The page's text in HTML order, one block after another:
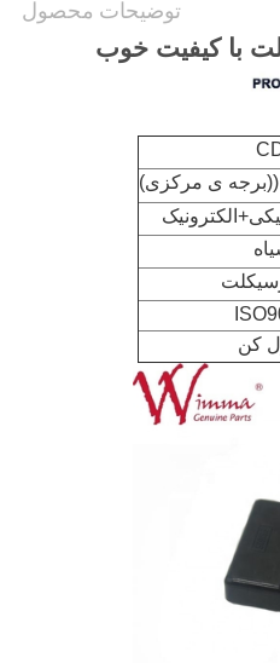
توضیحات محصول
با کیفیت خوب
((برجه ی مرکزی)
کن